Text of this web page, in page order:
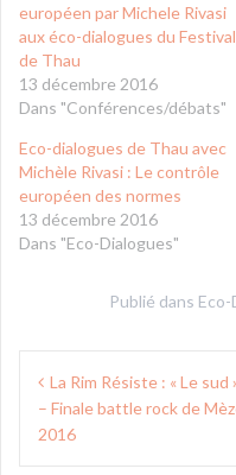
européen par Michele Rivasi
aux éco-dialogues du Festival
de Thau
13 décembre 2016
Dans "Conférences/débats"
Eco-dialogues de Thau avec
Michèle Rivasi : Le contrôle
européen des normes
13 décembre 2016
Dans "Eco-Dialogues"
Publié dans Eco-
Navigation
de
l’article
La Rim Résiste : « Le sud
– Finale battle rock de
2016